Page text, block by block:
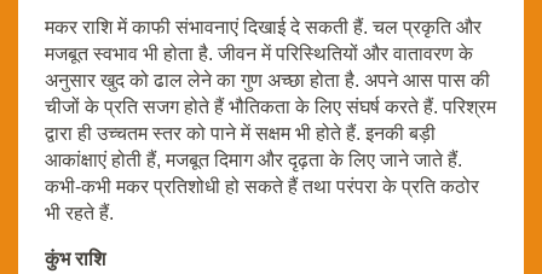
मकर राशि में काफी संभावनाएं दिखाई दे सकती हैं. चल प्रकृति और
मजबूत स्वभाव भी होता है. जीवन में परिस्थितियों और वातावरण के
अनुसार खुद को ढाल लेने का गुण अच्छा होता है. अपने आस पास की
चीजों के प्रति सजग होते हैं भौतिकता के लिए संघर्ष करते हैं. परिश्रम
द्वारा ही उच्चतम स्तर को पाने में सक्षम भी होते हैं. इनकी बड़ी
आकांक्षाएं होती हैं, मजबूत दिमाग और दृढ़ता के लिए जाने जाते हैं.
कभी-कभी मकर प्रतिशोधी हो सकते हैं तथा परंपरा के प्रति कठोर
भी रहते हैं.
कुंभ राशि